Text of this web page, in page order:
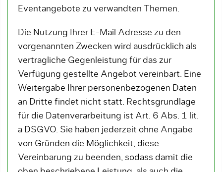
Eventangebote zu verwandten Themen.
Die Nutzung Ihrer E-Mail Adresse zu den
vorgenannten Zwecken wird ausdrücklich als
vertragliche Gegenleistung für das zur
Verfügung gestellte Angebot vereinbart. Eine
Weitergabe Ihrer personenbezogenen Daten
an Dritte findet nicht statt. Rechtsgrundlage
für die Datenverarbeitung ist Art. 6 Abs. 1 lit.
a DSGVO. Sie haben jederzeit ohne Angabe
von Gründen die Möglichkeit, diese
Vereinbarung zu beenden, sodass damit die